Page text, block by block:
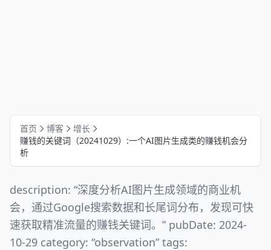
首页 博客
增长
赚钱的关键词（20241029）:一个AI图片生成类的赚钱机会分
析
description: “深度分析AI图片生成领域的商业机
会，通过Google搜索数据和长尾词分布，发现可快
速获取精准流量的赚钱关键词。” pubDate: 2024-
10-29 category: “observation” tags: